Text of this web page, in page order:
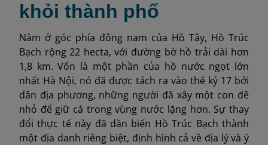
khỏi thành phố
Nằm ở góc phía đông nam của Hồ Tây, Hồ Trúc
Bạch rộng 22 hecta, với đường bờ hồ trải dài hơn
1,8 km. Vốn là một phần của hồ nước ngọt lớn
nhất Hà Nội, nó đã được tách ra vào thế kỷ 17 bởi
dân địa phương, những người đã xây một con đê
nhỏ để giữ cá trong vùng nước lặng hơn. Sự thay
đổi thực tế này đã dần biến Hồ Trúc Bạch thành
một địa danh riêng biệt, định hình cả về địa lý và ý